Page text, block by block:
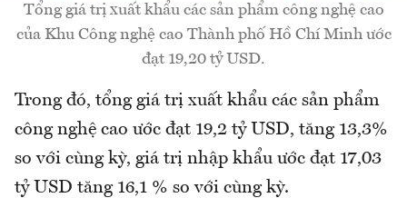
Tổng giá trị xuất khẩu các sản phẩm công nghệ cao
của Khu Công nghệ cao Thành phố Hồ Chí Minh ước
đạt 19,20 tỷ USD.
Trong đó, tổng giá trị xuất khẩu các sản phẩm
công nghệ cao ước đạt 19,2 tỷ USD, tăng 13,3%
so với cùng kỳ, giá trị nhập khẩu ước đạt 17,03
tỷ USD tăng 16,1 % so với cùng kỳ.